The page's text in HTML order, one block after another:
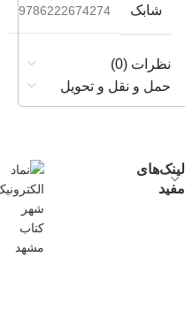
شابک 9786222674274
نظرات (0)
حمل و نقل و تحویل
لینک‌های
مفید